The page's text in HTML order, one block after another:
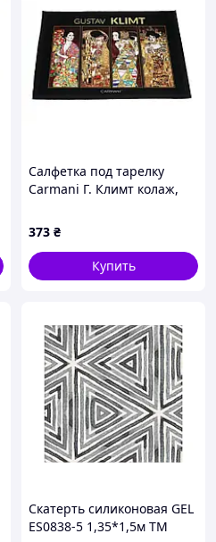
Салфетка под тарелку
Carmani Г. Климт колаж,
373 ₴
Купить
Скатерть силиконовая GEL
ES0838-5 1,35*1,5м ТМ